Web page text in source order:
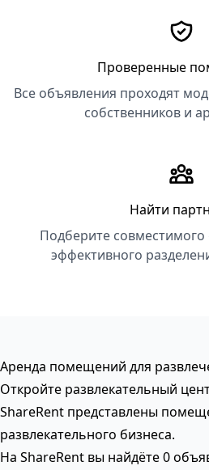
Проверенные
Все объявления проходят
собственников и
Найти
Подберите совместимого
эффективного
Аренда помещений для
Откройте развлекательный
ShareRent представлены
развлекательного бизнеса.
На ShareRent вы найдёте 0